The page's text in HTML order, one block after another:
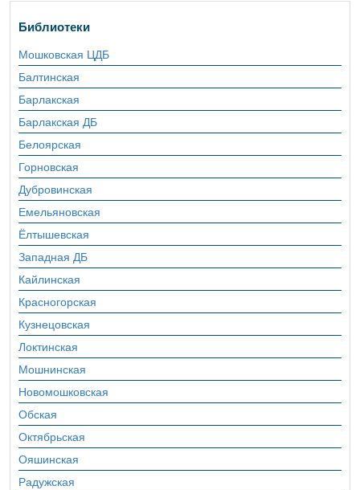
Библиотеки
Мошковская ЦДБ
Балтинская
Барлакская
Барлакская ДБ
Белоярская
Горновская
Дубровинская
Емельяновская
Ёлтышевская
Западная ДБ
Кайлинская
Красногорская
Кузнецовская
Локтинская
Мошнинская
Новомошковская
Обская
Октябрьская
Ояшинская
Радужская